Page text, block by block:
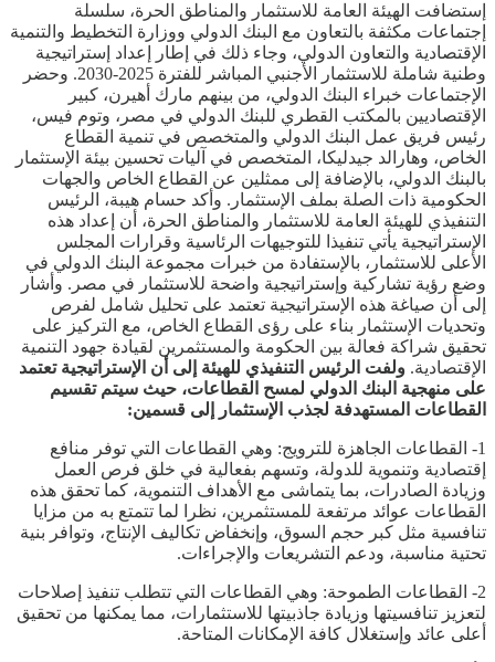
إستضافت الهيئة العامة للاستثمار والمناطق الحرة، سلسلة
إجتماعات مكثفة بالتعاون مع البنك الدولي ووزارة التخطيط والتنمية
الإقتصادية والتعاون الدولي، وجاء ذلك في إطار إعداد إستراتيجية
وطنية شاملة للاستثمار الأجنبي المباشر للفترة 2025-2030. وحضر
الإجتماعات خبراء البنك الدولي، من بينهم مارك أهيرن، كبير
الإقتصاديين بالمكتب القطري للبنك الدولي في مصر، وتوم فيس،
رئيس فريق عمل البنك الدولي والمتخصص في تنمية القطاع
الخاص، وهارالد جيدليكا، المتخصص في آليات تحسين بيئة الإستثمار
بالبنك الدولي، بالإضافة إلى ممثلين عن القطاع الخاص والجهات
الحكومية ذات الصلة بملف الإستثمار. وأكد حسام هيبة، الرئيس
التنفيذي للهيئة العامة للاستثمار والمناطق الحرة، أن إعداد هذه
الإستراتيجية يأتي تنفيذا للتوجيهات الرئاسية وقرارات المجلس
الأعلى للاستثمار، بالإستفادة من خبرات مجموعة البنك الدولي في
وضع رؤية تشاركية وإستراتيجية واضحة للاستثمار في مصر. وأشار
إلى أن صياغة هذه الإستراتيجية تعتمد على تحليل شامل لفرص
وتحديات الإستثمار بناء على رؤى القطاع الخاص، مع التركيز على
تحقيق شراكة فعالة بين الحكومة والمستثمرين لقيادة جهود التنمية
الإقتصادية. ولفت الرئيس التنفيذي للهيئة إلى أن الإستراتيجية تعتمد
على منهجية البنك الدولي لمسح القطاعات، حيث سيتم تقسيم
القطاعات المستهدفة لجذب الإستثمار إلى قسمين:
1- القطاعات الجاهزة للترويج: وهي القطاعات التي توفر منافع
إقتصادية وتنموية للدولة، وتسهم بفعالية في خلق فرص العمل
وزيادة الصادرات، بما يتماشى مع الأهداف التنموية، كما تحقق هذه
القطاعات عوائد مرتفعة للمستثمرين، نظرا لما تتمتع به من مزايا
تنافسية مثل كبر حجم السوق، وإنخفاض تكاليف الإنتاج، وتوافر بنية
تحتية مناسبة، ودعم التشريعات والإجراءات.
2- القطاعات الطموحة: وهي القطاعات التي تتطلب تنفيذ إصلاحات
لتعزيز تنافسيتها وزيادة جاذبيتها للاستثمارات، مما يمكنها من تحقيق
أعلى عائد وإستغلال كافة الإمكانات المتاحة.